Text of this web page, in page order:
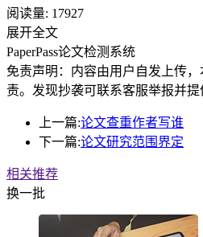
阅读量: 17927
展开全文
PaperPass论文检测系统
免责声明：内容由用户自发上传
责。发现抄袭可联系客服举报并提
上一篇:论文查重作者写谁
下一篇:论文研究范围界定
相关推荐
换一批